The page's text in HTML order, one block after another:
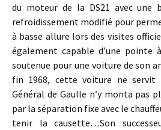
du moteur de la DS21 avec une
refroidissement modifié pour
à basse allure lors des visites
également capable d’une pointe
soutenue pour une voiture de son
fin 1968, cette voiture ne servit
Général de Gaulle n’y monta pas
par la séparation fixe avec le
tenir la causette…Son